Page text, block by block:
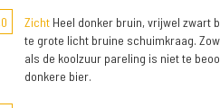
ZichtHeel donker bruin, vrijwel zwart
te grote licht bruine schuimkraag.
als de koolzuur pareling is niet te
donkere bier.